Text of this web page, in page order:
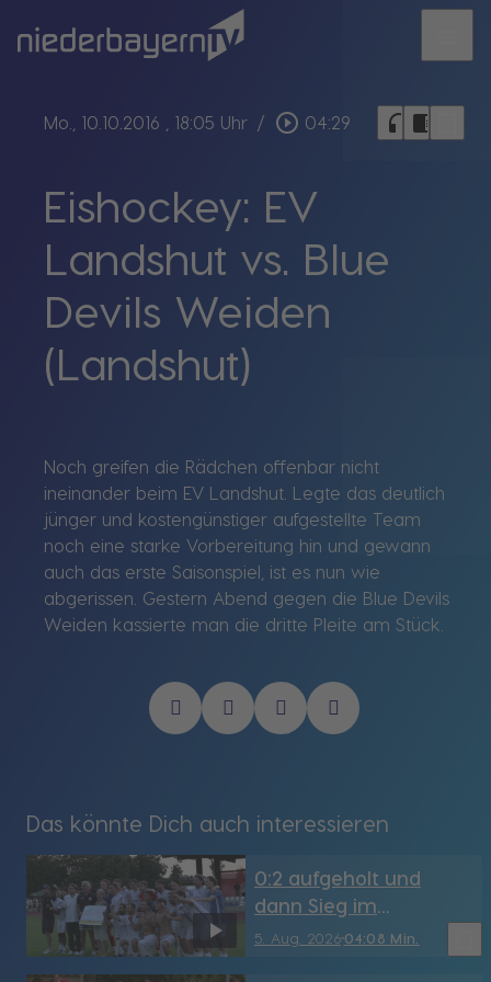
Mo., 10.10.2016 , 18:05 Uhr / play_circle_outline 04:29 headphones chrome_reader_mode
Eishockey: EV
Landshut vs. Blue
Devils Weiden
(Landshut)
Noch greifen die Rädchen offenbar nicht
ineinander beim EV Landshut. Legte das deutlich
jünger und kostengünstiger aufgestellte Team
noch eine starke Vorbereitung hin und gewann
auch das erste Saisonspiel, ist es nun wie
abgerissen. Gestern Abend gegen die Blue Devils
Weiden kassierte man die dritte Pleite am Stück.
Das könnte Dich auch interessieren
5. Aug. 202604:08 Min.
0:2 aufgeholt und
dann Sieg im
Elfmeterschießen: FC